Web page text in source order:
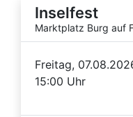
Inselfest
Marktplatz Burg auf
Freitag,
15:00 Uhr